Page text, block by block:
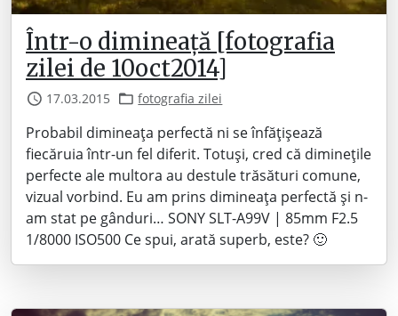
Într-o dimineață [fotografia
zilei de 10oct2014]
17.03.2015 fotografia zilei
Probabil dimineața perfectă ni se înfățișează
fiecăruia într-un fel diferit. Totuși, cred că diminețile
perfecte ale multora au destule trăsături comune,
vizual vorbind. Eu am prins dimineața perfectă și n-
am stat pe gânduri… SONY SLT-A99V | 85mm F2.5
1/8000 ISO500 Ce spui, arată superb, este? 🙂